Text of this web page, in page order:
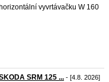
vyvrtávačku W 160
SRM 125 ... - [4.8. 2026]